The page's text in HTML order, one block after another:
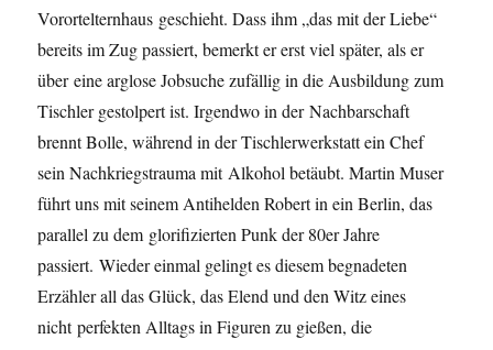
Vorortelternhaus geschieht. Dass ihm „das mit der Liebe“
bereits im Zug passiert, bemerkt er erst viel später, als er
über eine arglose Jobsuche zufällig in die Ausbildung zum
Tischler gestolpert ist. Irgendwo in der Nachbarschaft
brennt Bolle, während in der Tischlerwerkstatt ein Chef
sein Nachkriegstrauma mit Alkohol betäubt. Martin Muser
führt uns mit seinem Antihelden Robert in ein Berlin, das
parallel zu dem glorifizierten Punk der 80er Jahre
passiert. Wieder einmal gelingt es diesem begnadeten
Erzähler all das Glück, das Elend und den Witz eines
nicht perfekten Alltags in Figuren zu gießen, die